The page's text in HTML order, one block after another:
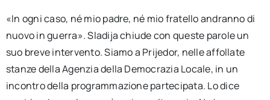
Ita
«In ogni caso, né mio padre, né mio fratello andranno di
nuovo in guerra». Sladija chiude con queste parole un
suo breve intervento. Siamo a Prijedor, nelle affollate
stanze della Agenzia della Democrazia Locale, in un
incontro della programmazione partecipata. Lo dice